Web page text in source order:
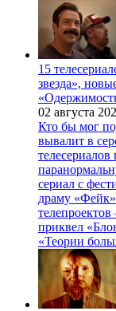
15
звезда»,
02 августа
Кто бы мог
вывалит в
сериал с
драму
приквел
«Теории